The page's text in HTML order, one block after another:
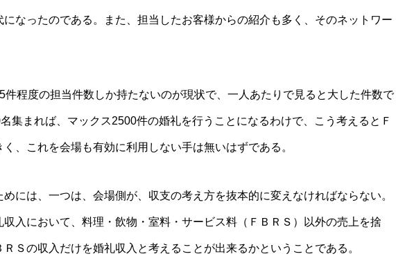
なったのである。また、担当したお客様からの紹介も多く、そのネットワー
件程度の担当件数しか持たないのが現状で、一人あたりで見ると大した件数で
集まれば、マックス2500件の婚礼を行うことになるわけで、こう考えるとＦ
、これを会場も有効に利用しない手は無いはずである。
には、一つは、会場側が、収支の考え方を抜本的に変えなければならない。
入において、料理・飲物・室料・サービス料（ＦＢＲＳ）以外の売上を捨
Ｓの収入だけを婚礼収入と考えることが出来るかということである。